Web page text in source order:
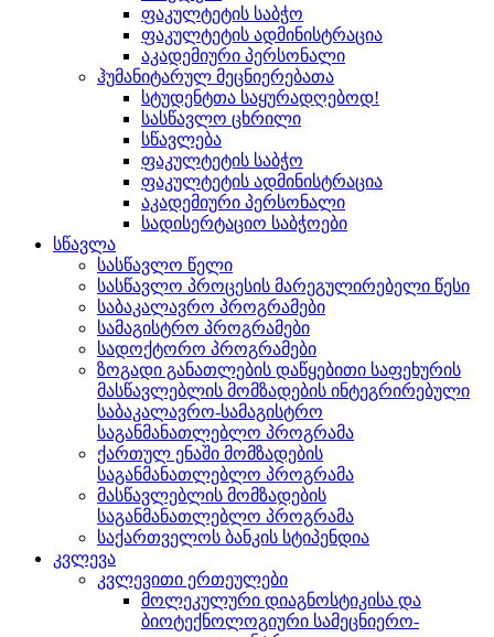
ფაკულტეტის საბჭო
ფაკულტეტის ადმინისტრაცია
აკადემიური პერსონალი
ჰუმანიტარულ მეცნიერებათა
სტუდენტთა საყურადღებოდ!
სასწავლო ცხრილი
სწავლება
ფაკულტეტის საბჭო
ფაკულტეტის ადმინისტრაცია
აკადემიური პერსონალი
სადისერტაციო საბჭოები
სწავლა
სასწავლო წელი
სასწავლო პროცესის მარეგულირებელი წესი
საბაკალავრო პროგრამები
სამაგისტრო პროგრამები
სადოქტორო პროგრამები
ზოგადი განათლების დაწყებითი საფეხურის
მასწავლებლის მომზადების ინტეგრირებული
საბაკალავრო-სამაგისტრო
საგანმანათლებლო პროგრამა
ქართულ ენაში მომზადების
საგანმანათლებლო პროგრამა
მასწავლებლის მომზადების
საგანმანათლებლო პროგრამა
საქართველოს ბანკის სტიპენდია
კვლევა
კვლევითი ერთეულები
მოლეკულური დიაგნოსტიკისა და
ბიოტექნოლოგიური სამეცნიერო-